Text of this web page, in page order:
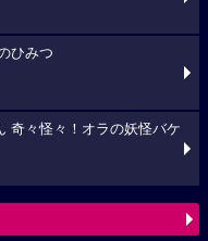
ひみつ
奇々怪々！オラの妖怪バケ